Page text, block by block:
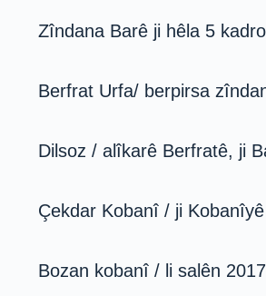
Zîndana Barê ji hêla 5
Berfrat Urfa/ berpirsa
Dilsoz / alîkarê Berfratê, ji
Çekdar Kobanî / ji
Bozan kobanî / li salên